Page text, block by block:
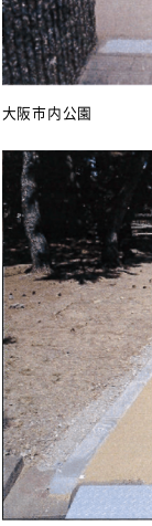
大阪市内公園